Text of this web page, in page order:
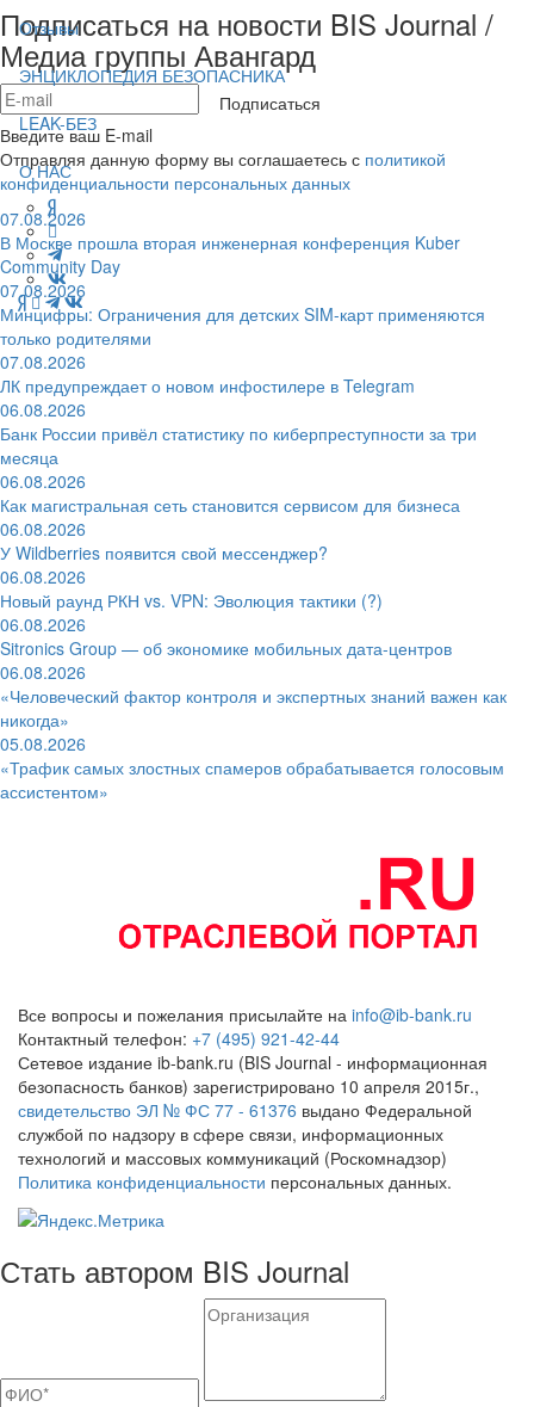
Отзывы
ЭНЦИКЛОПЕДИЯ БЕЗОПАСНИКА
LEAK-БЕЗ
О НАС
Подписаться на новости BIS Journal /
Медиа группы Авангард
Подписаться
Введите ваш E-mail
Отправляя данную форму вы соглашаетесь с политикой
конфиденциальности персональных данных
07.08.2026
В Москве прошла вторая инженерная конференция Kuber
Community Day
07.08.2026
Минцифры: Ограничения для детских SIM-карт применяются
только родителями
07.08.2026
ЛК предупреждает о новом инфостилере в Telegram
06.08.2026
Банк России привёл статистику по киберпреступности за три
месяца
06.08.2026
Как магистральная сеть становится сервисом для бизнеса
06.08.2026
У Wildberries появится свой мессенджер?
06.08.2026
Новый раунд РКН vs. VPN: Эволюция тактики (?)
06.08.2026
Sitronics Group — об экономике мобильных дата-центров
06.08.2026
«Человеческий фактор контроля и экспертных знаний важен как
никогда»
05.08.2026
«Трафик самых злостных спамеров обрабатывается голосовым
ассистентом»
Все вопросы и пожелания присылайте на info@ib-bank.ru
Контактный телефон: +7 (495) 921-42-44
Сетевое издание ib-bank.ru (BIS Journal - информационная
безопасность банков) зарегистрировано 10 апреля 2015г.,
свидетельство ЭЛ № ФС 77 - 61376 выдано Федеральной
службой по надзору в сфере связи, информационных
технологий и массовых коммуникаций (Роскомнадзор)
Политика конфиденциальности персональных данных.
Стать автором BIS Journal